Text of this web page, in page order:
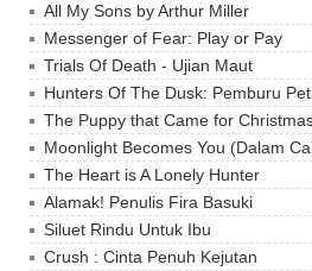
All My Sons by Arthur Miller
Messenger of Fear: Play or Pay
Trials Of Death - Ujian Maut
Hunters Of The Dusk: Pemburu
The Puppy that Came for
Moonlight Becomes You (Dalam
The Heart is A Lonely Hunter
Alamak! Penulis Fira Basuki
Siluet Rindu Untuk Ibu
Crush : Cinta Penuh Kejutan